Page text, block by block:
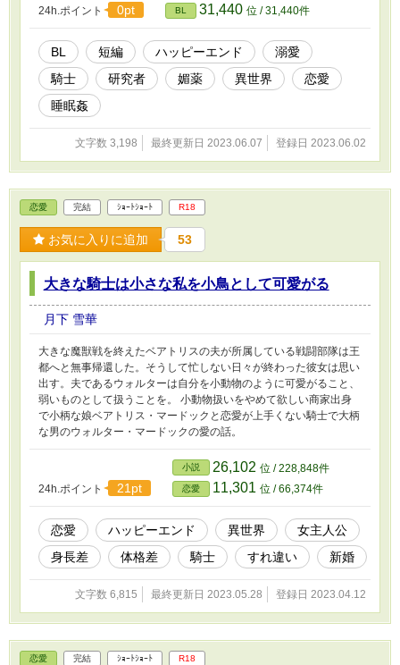
24h.ポイント 0pt BL 31,440 位 / 31,440件
BL 短編 ハッピーエンド
溺愛
騎士
研究者 媚薬 異世界
恋愛
睡眠姦
文字数 3,198 最終更新日 2023.06.07 登録日 2023.06.02
恋愛 完結 ｼｮｰﾄｼｮｰﾄ R18
お気に入りに追加 53
大きな騎士は小さな私を小鳥として可愛がる
月下 雪華
大きな魔獣戦を終えたベアトリスの夫が所属している戦闘部隊は王
都へと無事帰還した。そうして忙しない日々が終わった彼女は思い
出す。夫であるウォルターは自分を小動物のように可愛がること、
弱いものとして扱うことを。 小動物扱いをやめて欲しい商家出身
で小柄な娘ベアトリス・マードックと恋愛が上手くない騎士で大柄
な男のウォルター・マードックの愛の話。
24h.ポイント 21pt
小説 26,102 位 / 228,848件
恋愛 11,301 位 / 66,374件
恋愛 ハッピーエンド 異世界
女主人公
身長差
体格差 騎士 すれ違い 新婚
文字数 6,815 最終更新日 2023.05.28 登録日 2023.04.12
恋愛 完結 ｼｮｰﾄｼｮｰﾄ R18